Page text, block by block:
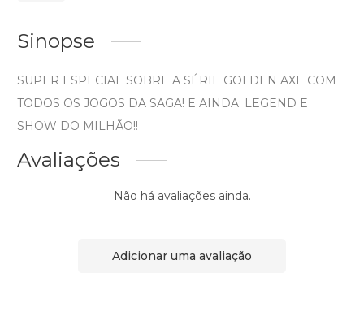
Sinopse
SUPER ESPECIAL SOBRE A SÉRIE GOLDEN AXE COM
TODOS OS JOGOS DA SAGA! E AINDA: LEGEND E
SHOW DO MILHÃO!!
Avaliações
Não há avaliações ainda.
Adicionar uma avaliação